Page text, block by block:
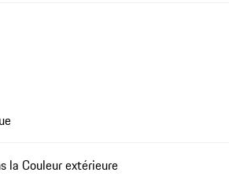
la Couleur extérieure